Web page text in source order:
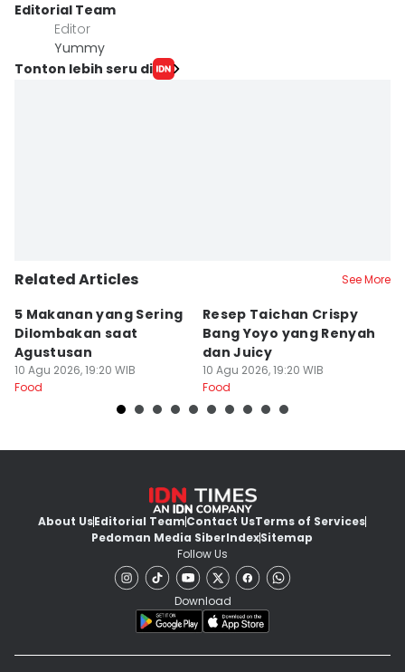
Editorial Team
Editor
Yummy
Tonton lebih seru di
Related Articles See More
5 Makanan yang Sering
Dilombakan saat
Agustusan
10 Agu 2026, 19:20 WIB
Food
Resep Taichan Crispy
Bang Yoyo yang Renyah
dan Juicy
10 Agu 2026, 19:20 WIB
Food
About UsEditorial TeamContact UsTerms of Services
Pedoman Media SiberIndexSitemap
Follow Us
Download